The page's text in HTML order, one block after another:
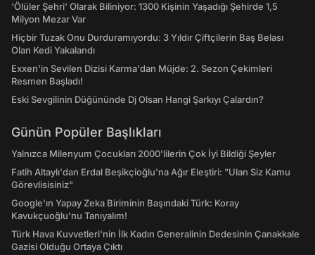
'Ölüler Şehri' Olarak Biliniyor: 1300 Kişinin Yaşadığı Şehirde 1,5
Milyon Mezar Var
Hiçbir Tuzak Onu Durduramıyordu: 3 Yıldır Çiftçilerin Baş Belası
Olan Kedi Yakalandı
Exxen'in Sevilen Dizisi Karma'dan Müjde: 2. Sezon Çekimleri
Resmen Başladı!
Eski Sevgilinin Düğününde Dj Olsan Hangi Şarkıyı Çalardın?
Günün Popüler Başlıkları
Yalnızca Milenyum Çocukları 2000'lilerin Çok İyi Bildiği Şeyler
Fatih Altaylı'dan Erdal Beşikçioğlu'na Ağır Eleştiri: "Ulan Siz Kamu
Görevlisisiniz"
Google'ın Yapay Zeka Biriminin Başındaki Türk: Koray
Kavukçuoğlu'nu Tanıyalım!
Türk Hava Kuvvetleri'nin İlk Kadın Generalinin Dedesinin Çanakkale
Gazisi Olduğu Ortaya Çıktı